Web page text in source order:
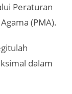
Peraturan
(PMA).
dalam